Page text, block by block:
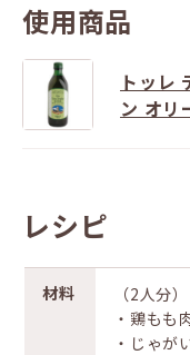
使用商品
トッレ
ン オリ
レシピ
材料
（2人分）
・鶏も
・じゃ